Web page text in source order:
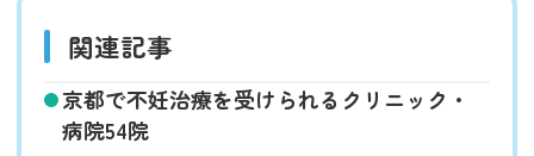
関連記事
京都で不妊治療を受けられるクリニック・
病院54院